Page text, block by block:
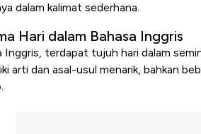
dalam kalimat sederhana.
Hari dalam Bahasa Inggris
Inggris, terdapat tujuh hari dalam
arti dan asal-usul menarik, bahkan